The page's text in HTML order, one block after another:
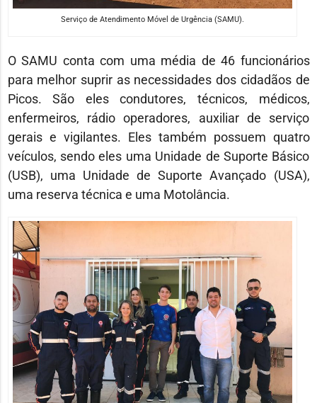
Serviço de Atendimento Móvel de Urgência (SAMU).
O SAMU conta com uma média de 46 funcionários
para melhor suprir as necessidades dos cidadãos de
Picos. São eles condutores, técnicos, médicos,
enfermeiros, rádio operadores, auxiliar de serviço
gerais e vigilantes. Eles também possuem quatro
veículos, sendo eles uma Unidade de Suporte Básico
(USB), uma Unidade de Suporte Avançado (USA),
uma reserva técnica e uma Motolância.